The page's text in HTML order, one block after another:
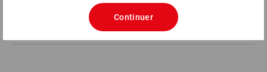
MÉTHODES DE PAIEMENT
Continuer